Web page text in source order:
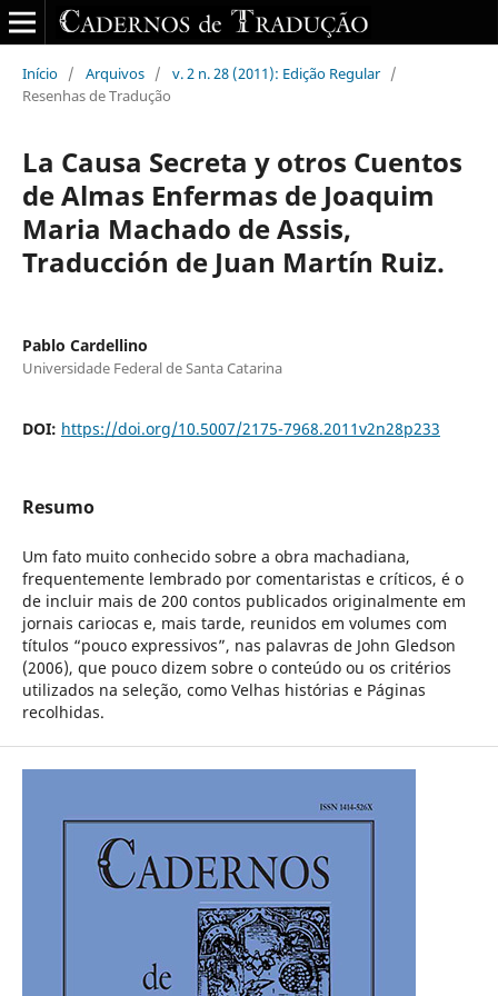
Início / Arquivos / v. 2 n. 28 (2011): Edição Regular /
Resenhas de Tradução
La Causa Secreta y otros Cuentos
de Almas Enfermas de Joaquim
Maria Machado de Assis,
Traducción de Juan Martín Ruiz.
Pablo Cardellino
Universidade Federal de Santa Catarina
DOI: https://doi.org/10.5007/2175-7968.2011v2n28p233
Resumo
Um fato muito conhecido sobre a obra machadiana,
frequentemente lembrado por comentaristas e críticos, é o
de incluir mais de 200 contos publicados originalmente em
jornais cariocas e, mais tarde, reunidos em volumes com
títulos “pouco expressivos”, nas palavras de John Gledson
(2006), que pouco dizem sobre o conteúdo ou os critérios
utilizados na seleção, como Velhas histórias e Páginas
recolhidas.